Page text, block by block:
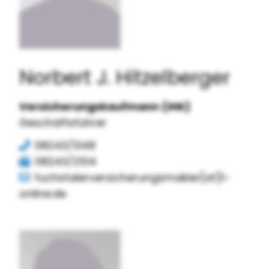
Norbert J. Hitzelberger
Versicherungskaufmann (IHK)
Geschäftsführer
08243/1348
08243/2514
fuchstalerversicherungsmakler[at]t-
online.de